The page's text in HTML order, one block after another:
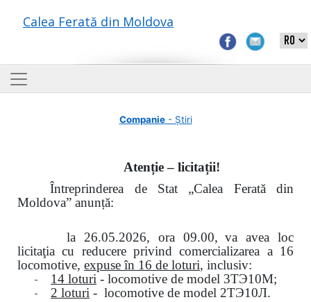
Calea Ferată din Moldova
Companie- Știri
Atenție – licitații!
Întreprinderea de Stat „Calea Ferată din
Moldova” anunță:
la 26.05.2026, ora 09.00, va avea loc
licitaţia cu reducere privind comercializarea a 16
locomotive, expuse în 16 de loturi, inclusiv:
- 14 loturi - locomotive de model 3ТЭ10М;
- 2 loturi - locomotive de model 2ТЭ10Л.